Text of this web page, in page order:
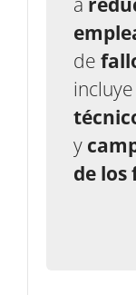
de
incluye
y
de los